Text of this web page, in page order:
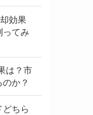
効果
ってみ
は？市
か？
どちら